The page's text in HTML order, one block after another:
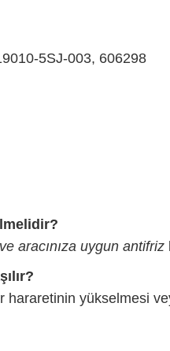
5SJ-003, 606298
aracınıza uygun antifriz
hararetinin yükselmesi